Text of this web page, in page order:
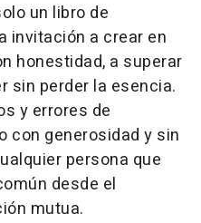
un libro de
invitación a crear en
honestidad, a superar
sin perder la esencia.
y errores de
con generosidad y sin
persona que
desde el
mutua.